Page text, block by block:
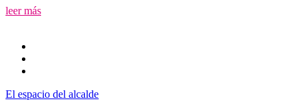
leer más
El espacio del alcalde